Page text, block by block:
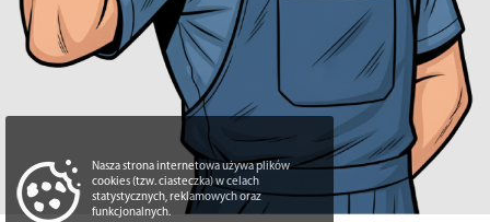
Nasza strona internetowa używa plików
cookies (tzw. ciasteczka) w celach
statystycznych, reklamowych oraz
funkcjonalnych.